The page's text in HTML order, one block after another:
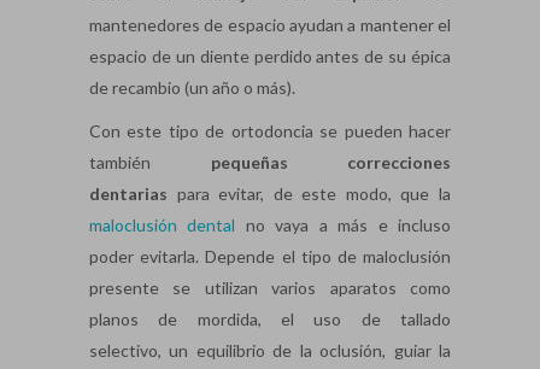
mantenedores de espacio ayudan a mantener el
espacio de un diente perdido antes de su épica
de recambio (un año o más).
Con este tipo de ortodoncia se pueden hacer
también pequeñas correcciones
dentarias para evitar, de este modo, que la
maloclusión dental no vaya a más e incluso
poder evitarla. Depende el tipo de maloclusión
presente se utilizan varios aparatos como
planos de mordida, el uso de tallado
selectivo, un equilibrio de la oclusión, guiar la